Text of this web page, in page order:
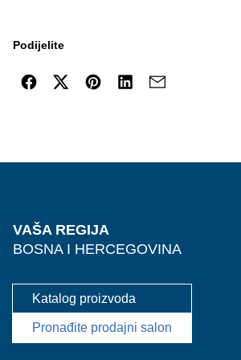
Podijelite
VAŠA REGIJA
BOSNA I HERCEGOVINA
Katalog proizvoda
Pronađite prodajni salon